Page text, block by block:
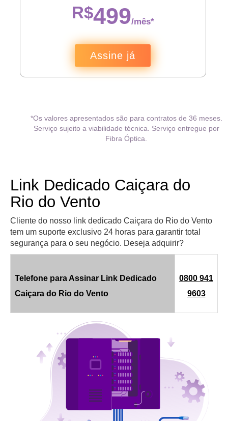
R$499/mês*
Assine já
*Os valores apresentados são para contratos de 36 meses.
Serviço sujeito a viabilidade técnica. Serviço entregue por
Fibra Óptica.
Link Dedicado Caiçara do
Rio do Vento
Cliente do nosso link dedicado Caiçara do Rio do Vento
tem um suporte exclusivo 24 horas para garantir total
segurança para o seu negócio. Deseja adquirir?
Telefone para Assinar Link Dedicado
Caiçara do Rio do Vento
0800 941
9603